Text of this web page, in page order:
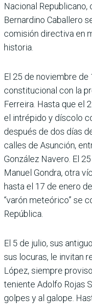
Nacional Republicano,
Bernardino Caballero
comisión directiva en
historia.
El 25 de noviembre
constitucional con la
Ferreira. Hasta que el
el intrépido y díscolo
después de dos días
calles de Asunción,
González Navero. El
Manuel Gondra, otra
hasta el 17 de enero
“varón meteórico” se
República.
El 5 de julio, sus
sus locuras, le invitan
López, siempre
teniente Adolfo Rojas
golpes y al galope.